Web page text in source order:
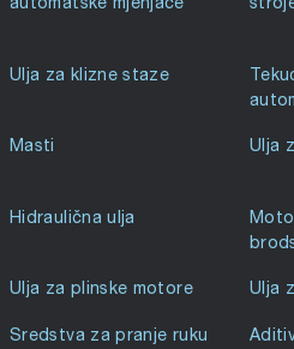
Ulja za klizne staze
Masti Ulja
Hidraulična ulja
Ulja za plinske motore Ulja
Sredstva za pranje ruku